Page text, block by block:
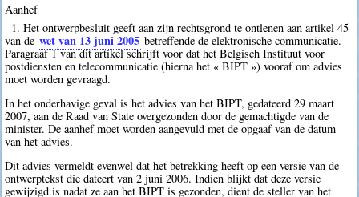
Aanhef
1. Het ontwerpbesluit geeft aan zijn rechtsgrond te ontlenen aan artikel 45
van de wet van 13 juni 2005 betreffende de elektronische communicatie.
Paragraaf 1 van dit artikel schrijft voor dat het Belgisch Instituut voor
postdiensten en telecommunicatie (hierna het « BIPT ») vooraf om advies
moet worden gevraagd.
In het onderhavige geval is het advies van het BIPT, gedateerd 29 maart
2007, aan de Raad van State overgezonden door de gemachtigde van de
minister. De aanhef moet worden aangevuld met de opgaaf van de datum
van het advies.
Dit advies vermeldt evenwel dat het betrekking heeft op een versie van de
ontwerptekst die dateert van 2 juni 2006. Indien blijkt dat deze versie
gewijzigd is nadat ze aan het BIPT is gezonden, dient de steller van het